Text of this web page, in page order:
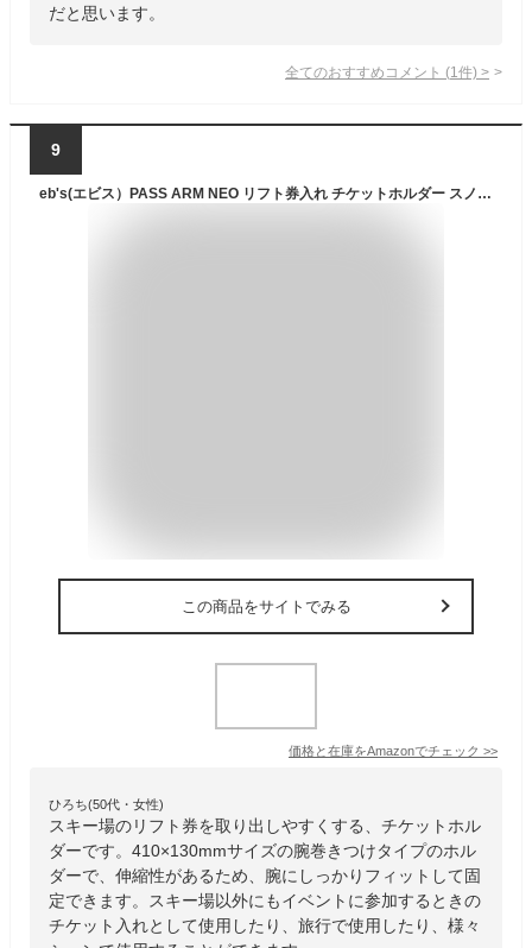
だと思います。
全てのおすすめコメント (1 件) >
9
eb's(エビス）PASS ARM NEO リフト券入れ チケットホルダー スノボー 小物 -BLACK
この商品をサイトでみる
価格と在庫をAmazonでチェック >>
ひろち(50代・女性)
スキー場のリフト券を取り出しやすくする、チケットホル
ダーです。410×130mmサイズの腕巻きつけタイプのホル
ダーで、伸縮性があるため、腕にしっかりフィットして固
定できます。スキー場以外にもイベントに参加するときの
チケット入れとして使用したり、旅行で使用したり、様々